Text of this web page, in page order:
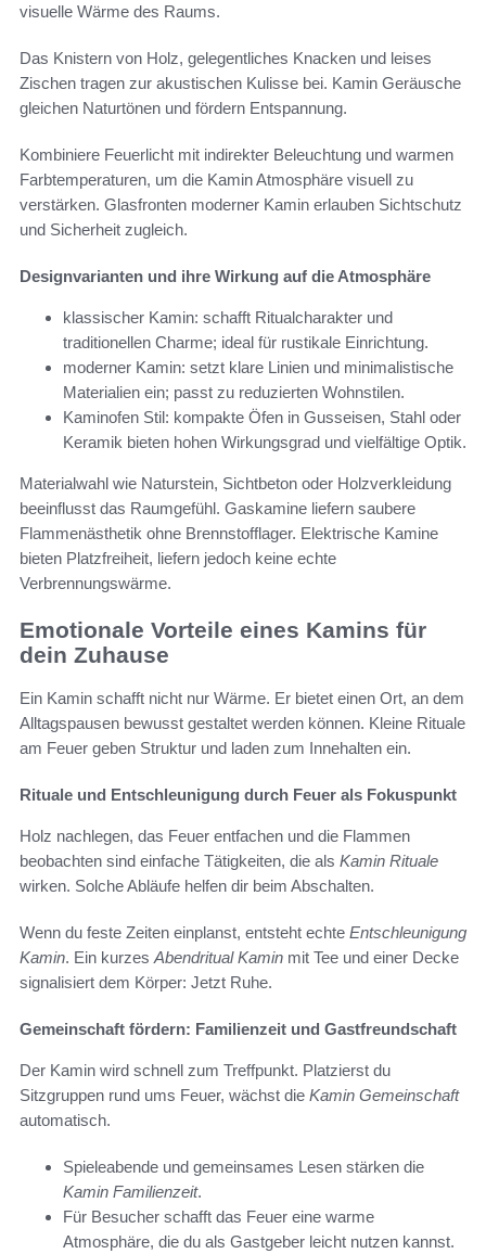
visuelle Wärme des Raums.
Das Knistern von Holz, gelegentliches Knacken und leises
Zischen tragen zur akustischen Kulisse bei. Kamin Geräusche
gleichen Naturtönen und fördern Entspannung.
Kombiniere Feuerlicht mit indirekter Beleuchtung und warmen
Farbtemperaturen, um die Kamin Atmosphäre visuell zu
verstärken. Glasfronten moderner Kamin erlauben Sichtschutz
und Sicherheit zugleich.
Designvarianten und ihre Wirkung auf die Atmosphäre
klassischer Kamin: schafft Ritualcharakter und
traditionellen Charme; ideal für rustikale Einrichtung.
moderner Kamin: setzt klare Linien und minimalistische
Materialien ein; passt zu reduzierten Wohnstilen.
Kaminofen Stil: kompakte Öfen in Gusseisen, Stahl oder
Keramik bieten hohen Wirkungsgrad und vielfältige Optik.
Materialwahl wie Naturstein, Sichtbeton oder Holzverkleidung
beeinflusst das Raumgefühl. Gaskamine liefern saubere
Flammenästhetik ohne Brennstofflager. Elektrische Kamine
bieten Platzfreiheit, liefern jedoch keine echte
Verbrennungswärme.
Emotionale Vorteile eines Kamins für
dein Zuhause
Ein Kamin schafft nicht nur Wärme. Er bietet einen Ort, an dem
Alltagspausen bewusst gestaltet werden können. Kleine Rituale
am Feuer geben Struktur und laden zum Innehalten ein.
Rituale und Entschleunigung durch Feuer als Fokuspunkt
Holz nachlegen, das Feuer entfachen und die Flammen
beobachten sind einfache Tätigkeiten, die als Kamin Rituale
wirken. Solche Abläufe helfen dir beim Abschalten.
Wenn du feste Zeiten einplanst, entsteht echte Entschleunigung
Kamin. Ein kurzes Abendritual Kamin mit Tee und einer Decke
signalisiert dem Körper: Jetzt Ruhe.
Gemeinschaft fördern: Familienzeit und Gastfreundschaft
Der Kamin wird schnell zum Treffpunkt. Platzierst du
Sitzgruppen rund ums Feuer, wächst die Kamin Gemeinschaft
automatisch.
Spieleabende und gemeinsames Lesen stärken die
Kamin Familienzeit.
Für Besucher schafft das Feuer eine warme
Atmosphäre, die du als Gastgeber leicht nutzen kannst.